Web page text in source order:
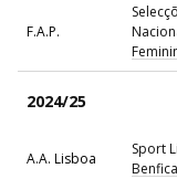
F.A.P.
2024/25
A.A. Lisboa
Sport
Benfica